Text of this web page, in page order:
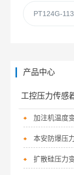
PT124G-
产品中心
工控压力传感
加注机温度
本安防爆压
扩散硅压力